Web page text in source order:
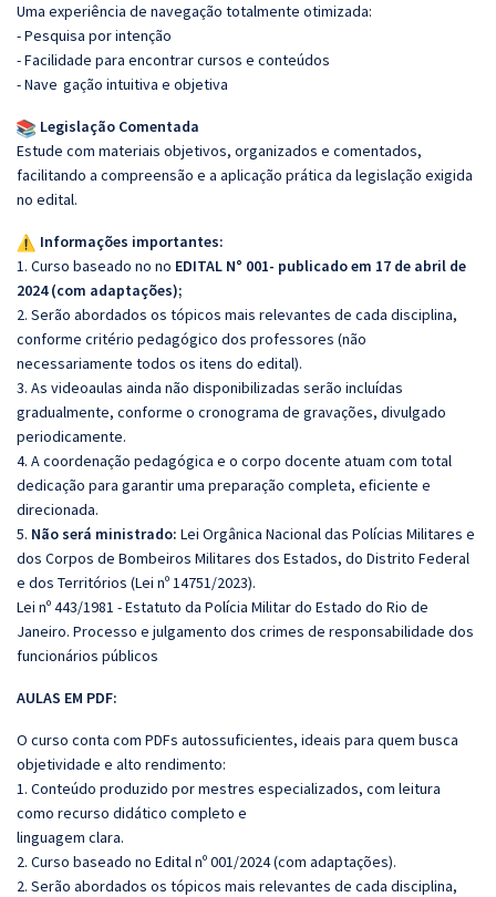
Uma experiência de navegação totalmente otimizada:
- Pesquisa por intenção
- Facilidade para encontrar cursos e conteúdos
- Nave gação intuitiva e objetiva
Legislação Comentada
Estude com materiais objetivos, organizados e comentados,
facilitando a compreensão e a aplicação prática da legislação exigida
no edital.
Informações importantes:
1. Curso baseado no no EDITAL N° 001- publicado em 17 de abril de
2024 (com adaptações);
2. Serão abordados os tópicos mais relevantes de cada disciplina,
conforme critério pedagógico dos professores (não
necessariamente todos os itens do edital).
3. As videoaulas ainda não disponibilizadas serão incluídas
gradualmente, conforme o cronograma de gravações, divulgado
periodicamente.
4. A coordenação pedagógica e o corpo docente atuam com total
dedicação para garantir uma preparação completa, eficiente e
direcionada.
5. Não será ministrado: Lei Orgânica Nacional das Polícias Militares e
dos Corpos de Bombeiros Militares dos Estados, do Distrito Federal
e dos Territórios (Lei nº 14751/2023).
Lei nº 443/1981 - Estatuto da Polícia Militar do Estado do Rio de
Janeiro. Processo e julgamento dos crimes de responsabilidade dos
funcionários públicos
AULAS EM PDF:
O curso conta com PDFs autossuficientes, ideais para quem busca
objetividade e alto rendimento:
1. Conteúdo produzido por mestres especializados, com leitura
como recurso didático completo e
linguagem clara.
2. Curso baseado no Edital nº 001/2024 (com adaptações).
2. Serão abordados os tópicos mais relevantes de cada disciplina,